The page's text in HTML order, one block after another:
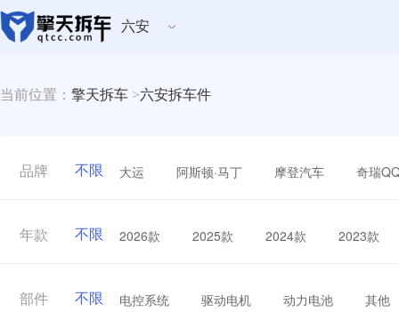
六安
当前位置： 擎天拆车 >六安拆车件
品牌 不限 大运 阿斯顿·马丁 摩登汽车 奇瑞
年款 不限 2026款 2025款 2024款 2023款
部件 不限 电控系统 驱动电机 动力电池 其他